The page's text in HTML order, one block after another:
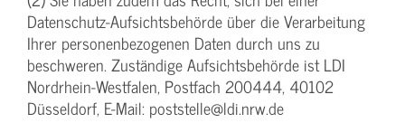
Datenschutz-Aufsichtsbehörde über die Verarbeitung
Ihrer personenbezogenen Daten durch uns zu
beschweren. Zuständige Aufsichtsbehörde ist LDI
Nordrhein-Westfalen, Postfach 200444, 40102
Düsseldorf, E-Mail: poststelle@ldi.nrw.de